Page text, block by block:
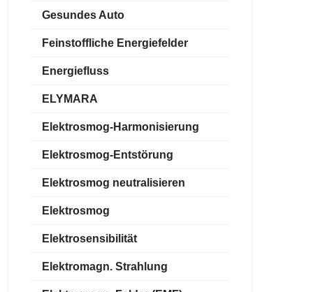
Gesundes Auto
Feinstoffliche Energiefelder
Energiefluss
ELYMARA
Elektrosmog-Harmonisierung
Elektrosmog-Entstörung
Elektrosmog neutralisieren
Elektrosmog
Elektrosensibilität
Elektromagn. Strahlung